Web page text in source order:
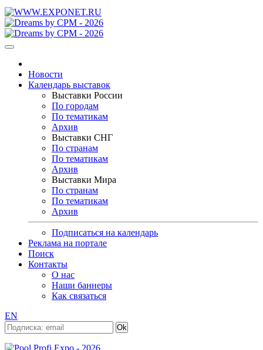
Новости
Календарь выставок
Выставки России
По городам
По тематикам
Архив
Выставки СНГ
По странам
По тематикам
Архив
Выставки Мира
По странам
По тематикам
Архив
Подписаться на календарь
Реклама на портале
Поиск
Контакты
О нас
Наши баннеры
Как связаться
EN